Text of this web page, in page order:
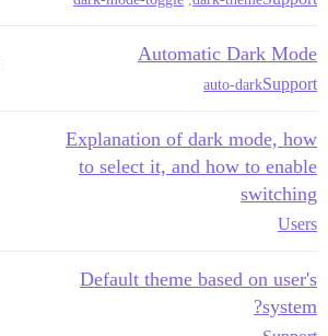
Automatic Dark Mode
Support
auto-dark
Explanation of dark mode, how
to select it, and how to enable
switching
Users
Default theme based on user's
system?